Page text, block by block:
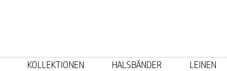
KOLLEKTIONEN HALSBÄNDER LEINEN